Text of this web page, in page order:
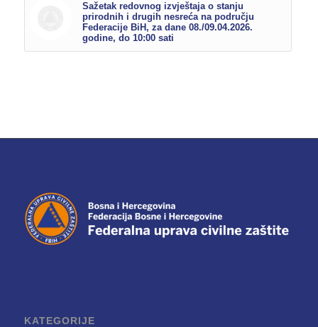
Sažetak redovnog izvještaja o stanju
prirodnih i drugih nesreća na području
Federacije BiH, za dane 08./09.04.2026.
godine, do 10:00 sati
KATEGORIJE